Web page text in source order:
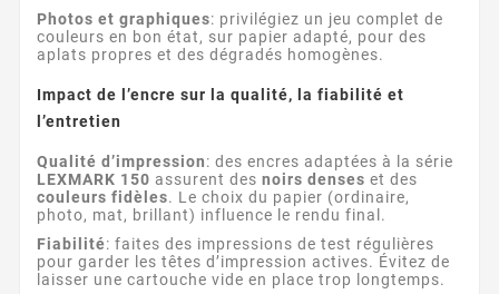
Photos et graphiques: privilégiez un jeu complet de
couleurs en bon état, sur papier adapté, pour des
aplats propres et des dégradés homogènes.
Impact de l’encre sur la qualité, la fiabilité et
l’entretien
Qualité d’impression: des encres adaptées à la série
LEXMARK 150 assurent des noirs denses et des
couleurs fidèles. Le choix du papier (ordinaire,
photo, mat, brillant) influence le rendu final.
Fiabilité: faites des impressions de test régulières
pour garder les têtes d’impression actives. Évitez de
laisser une cartouche vide en place trop longtemps.